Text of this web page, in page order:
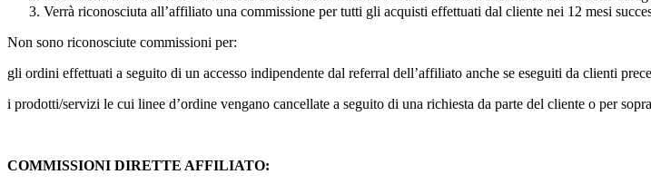
Verrà riconosciuta all’affiliato una commissione per tutti gli acquisti effettuati dal cliente nei 12 mesi
Non sono riconosciute commissioni per:
gli ordini effettuati a seguito di un accesso indipendente dal referral dell’affiliato anche se eseguiti da clienti
i prodotti/servizi le cui linee d’ordine vengano cancellate a seguito di una richiesta da parte del cliente o per
COMMISSIONI DIRETTE AFFILIATO: